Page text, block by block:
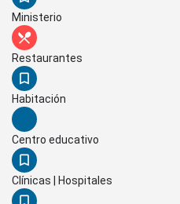
Ministerio
Restaurantes
Habitación
Centro educativo
Clínicas | Hospitales